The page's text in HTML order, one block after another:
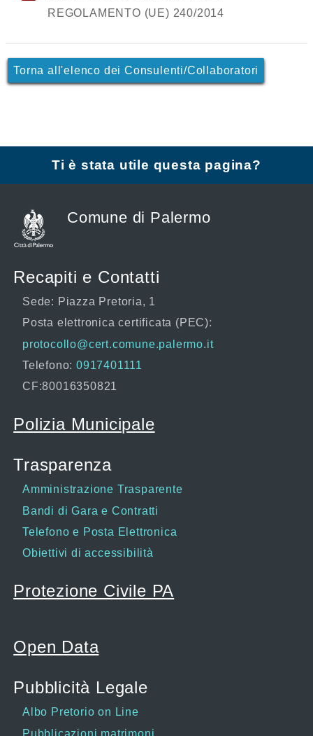
REGOLAMENTO (UE) 240/2014
Torna all'elenco dei Consulenti/Collaboratori
Ti è stata utile questa pagina?
Comune di Palermo
Recapiti e Contatti
Sede: Piazza Pretoria, 1
Posta elettronica certificata (PEC):
protocollo@cert.comune.palermo.it
Telefono: 0917401111
CF:80016350821
Polizia Municipale
Trasparenza
Amministrazione Trasparente
Bandi di Gara e Contratti
Telefono e Posta Elettronica
Obiettivi di accessibilità
Protezione Civile PA
Open Data
Pubblicità Legale
Albo Pretorio on Line
Pubblicazioni matrimoni